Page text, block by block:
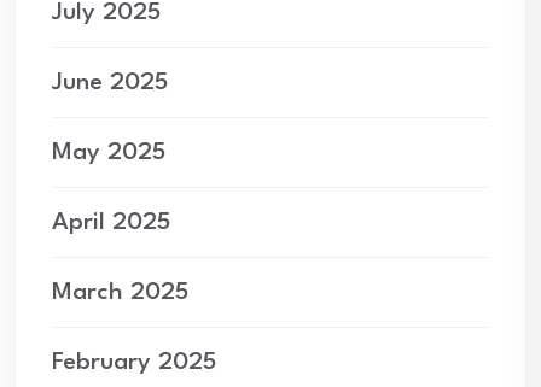
July 2025
June 2025
May 2025
April 2025
March 2025
February 2025